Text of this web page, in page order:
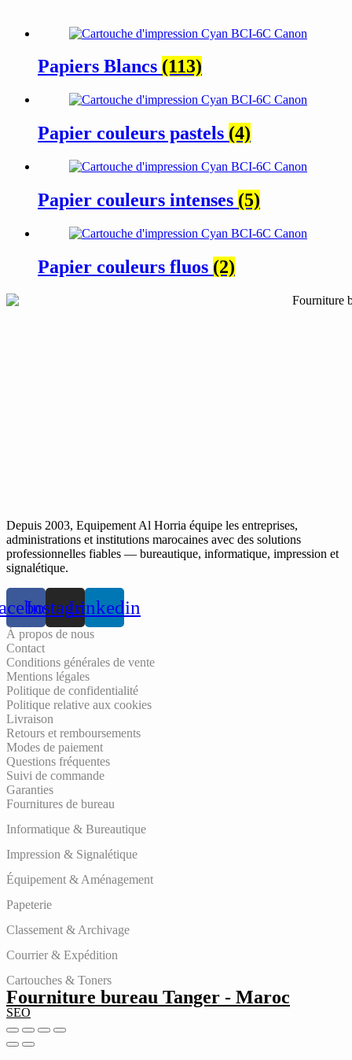
Papiers Blancs (113)
Papier couleurs pastels (4)
Papier couleurs intenses (5)
Papier couleurs fluos (2)
Depuis 2003, Equipement Al Horria équipe les entreprises,
administrations et institutions marocaines avec des solutions
professionnelles fiables — bureautique, informatique, impression et
signalétique.
InstagramLinkedin
À propos de nous
Contact
Conditions générales de vente
Mentions légales
Politique de confidentialité
Politique relative aux cookies
Livraison
Retours et remboursements
Modes de paiement
Questions fréquentes
Suivi de commande
Garanties
Fournitures de bureau
Informatique & Bureautique
Impression & Signalétique
Équipement & Aménagement
Papeterie
Classement & Archivage
Courrier & Expédition
Cartouches & Toners
Fourniture bureau Tanger - Maroc
SEO